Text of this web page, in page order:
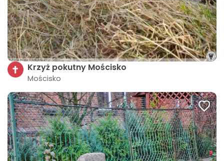
Krzyż pokutny Mościsko
Mościsko